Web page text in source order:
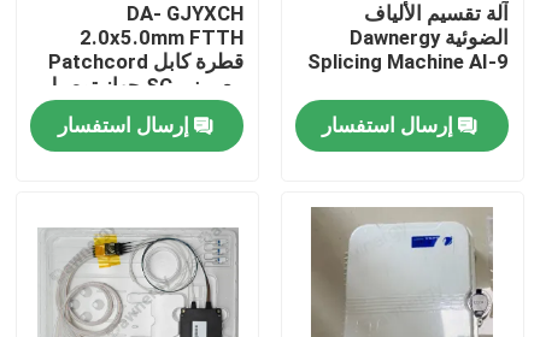
منتجات
أشرطة فيديو
آلة تقسيم الألياف
الضوئية Dawnergy
Splicing Machine AI-9
إرسال استفسار
DA- GJYXCH
2.0x5.0mm FTTH
قطرة كابل Patchcord
مع ميني SC جهاز توصيل
مضاد للماء والمتصل من
خلال الأنابيبإرسال استفسار